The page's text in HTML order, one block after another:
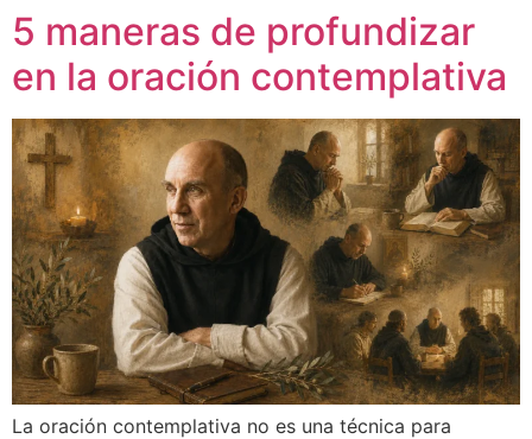
5 maneras de profundizar
en la oración contemplativa
La oración contemplativa no es una técnica para